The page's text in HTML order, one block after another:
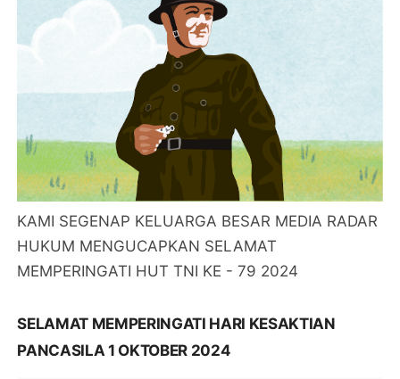
KAMI SEGENAP KELUARGA BESAR MEDIA RADAR
HUKUM MENGUCAPKAN SELAMAT
MEMPERINGATI HUT TNI KE - 79 2024
SELAMAT MEMPERINGATI HARI KESAKTIAN
PANCASILA 1 OKTOBER 2024